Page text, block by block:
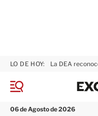
M
n
06 de Agosto de 2026
LO DE HOY: La DEA